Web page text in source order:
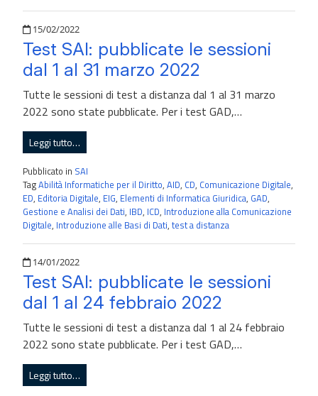
Pubblicato il
15/02/2022
Test SAI: pubblicate le sessioni
dal 1 al 31 marzo 2022
Tutte le sessioni di test a distanza dal 1 al 31 marzo
2022 sono state pubblicate. Per i test GAD,…
Leggi tutto…
Pubblicato in SAI
TagAbilità Informatiche per il Diritto, AID, CD, Comunicazione Digitale,
ED, Editoria Digitale, EIG, Elementi di Informatica Giuridica, GAD,
Gestione e Analisi dei Dati, IBD, ICD, Introduzione alla Comunicazione
Digitale, Introduzione alle Basi di Dati, test a distanza
Pubblicato il
14/01/2022
Test SAI: pubblicate le sessioni
dal 1 al 24 febbraio 2022
Tutte le sessioni di test a distanza dal 1 al 24 febbraio
2022 sono state pubblicate. Per i test GAD,…
Leggi tutto…